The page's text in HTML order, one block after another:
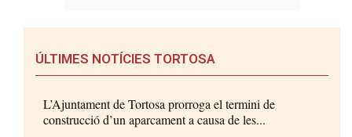
ÚLTIMES NOTÍCIES TORTOSA
L’Ajuntament de Tortosa prorroga el termini de
construcció d’un aparcament a causa de les...